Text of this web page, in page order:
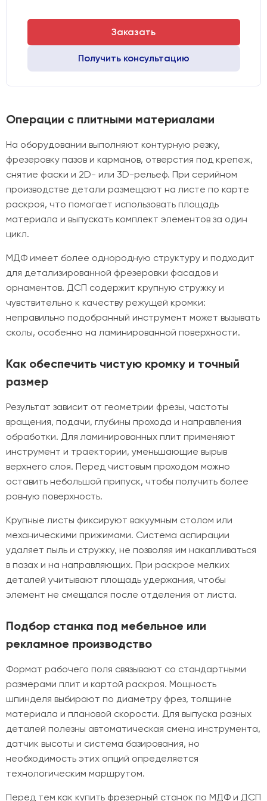
Драйверы:
Leadshine
Заказать
Получить консультацию
Операции с плитными материалами
На оборудовании выполняют контурную резку,
фрезеровку пазов и карманов, отверстия под крепеж,
снятие фаски и 2D- или 3D-рельеф. При серийном
производстве детали размещают на листе по карте
раскроя, что помогает использовать площадь
материала и выпускать комплект элементов за один
цикл.
МДФ имеет более однородную структуру и подходит
для детализированной фрезеровки фасадов и
орнаментов. ДСП содержит крупную стружку и
чувствительно к качеству режущей кромки:
неправильно подобранный инструмент может вызывать
сколы, особенно на ламинированной поверхности.
Как обеспечить чистую кромку и точный
размер
Результат зависит от геометрии фрезы, частоты
вращения, подачи, глубины прохода и направления
обработки. Для ламинированных плит применяют
инструмент и траектории, уменьшающие вырыв
верхнего слоя. Перед чистовым проходом можно
оставить небольшой припуск, чтобы получить более
ровную поверхность.
Крупные листы фиксируют вакуумным столом или
механическими прижимами. Система аспирации
удаляет пыль и стружку, не позволяя им накапливаться
в пазах и на направляющих. При раскрое мелких
деталей учитывают площадь удержания, чтобы
элемент не смещался после отделения от листа.
Подбор станка под мебельное или
рекламное производство
Формат рабочего поля связывают со стандартными
размерами плит и картой раскроя. Мощность
шпинделя выбирают по диаметру фрез, толщине
материала и плановой скорости. Для выпуска разных
деталей полезны автоматическая смена инструмента,
датчик высоты и система базирования, но
необходимость этих опций определяется
технологическим маршрутом.
Перед тем как купить фрезерный станок по МДФ и ДСП